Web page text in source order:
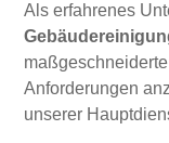
Als erfahrenes
Anforderungen
unserer